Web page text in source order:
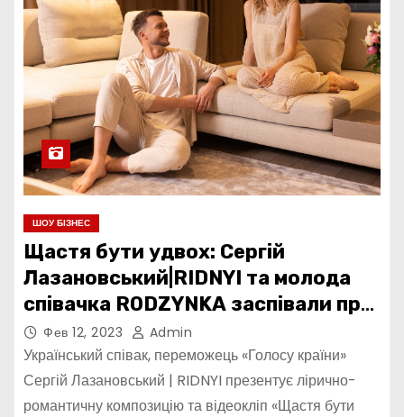
ШОУ БІЗНЕС
Щастя бути удвох: Сергій
Лазановський|RIDNYI та молода
співачка RODZYNKA заспівали про
кохання на відстані
Фев 12, 2023 Admin
Український співак, переможець «Голосу країни»
Сергій Лазановський | RIDNYI презентує лірично-
романтичну композицію та відеокліп «Щастя бути